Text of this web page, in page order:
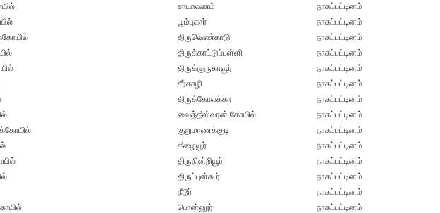
சாயாவனம்
நாகப்பட்டினம்
பூம்புகார்
நாகப்பட்டினம்
திருவெண்காடு
நாகப்பட்டினம்
திருக்காட்டுப்பள்ளி
நாகப்பட்டினம்
திருக்குருகாவூர்
நாகப்பட்டினம்
சீர்காழி
நாகப்பட்டினம்
திருக்கோலக்கா
நாகப்பட்டினம்
வைத்தீஸ்வரன் கோயில்
நாகப்பட்டினம்
குறுமாணக்குடி
நாகப்பட்டினம்
கீழையூர்
நாகப்பட்டினம்
திருநின்றியூர்
நாகப்பட்டினம்
திருப்புன்கூர்
நாகப்பட்டினம்
நீடூர்
நாகப்பட்டினம்
பொன்னூர்
நாகப்பட்டினம்